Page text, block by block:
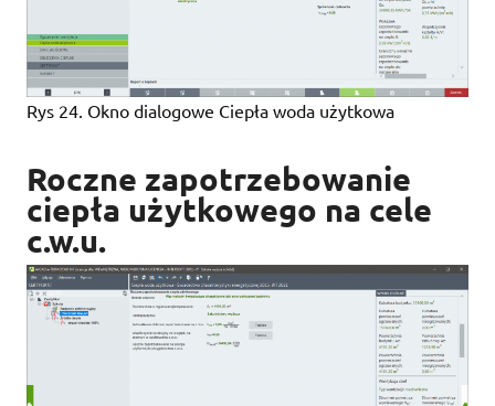
Rys 24. Okno dialogowe Ciepła woda użytkowa
Roczne zapotrzebowanie
ciepła użytkowego na cele
c.w.u.